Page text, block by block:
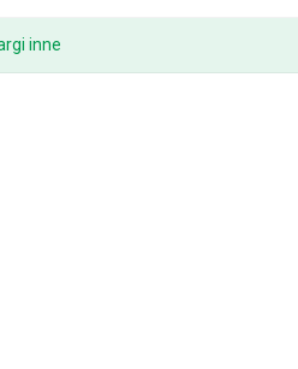
inne